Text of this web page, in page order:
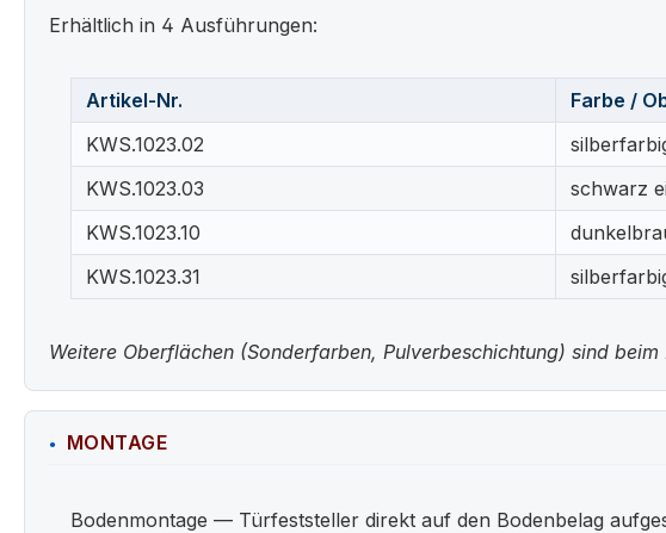
Erhältlich in 4 Ausführungen:
Artikel-Nr.
Farbe /
KWS.1023.02
KWS.1023.03
schwarz
KWS.1023.10
KWS.1023.31
Weitere Oberflächen (Sonderfarben, Pulverbeschichtung) sind
MONTAGE
Bodenmontage — Türfeststeller direkt auf den Bodenbelag